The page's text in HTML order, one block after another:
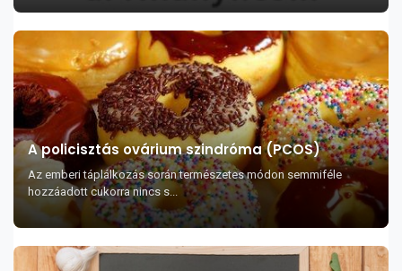
A policisztás ovárium szindróma (PCOS)
Az emberi táplálkozás során természetes módon semmiféle
hozzáadott cukorra nincs s...